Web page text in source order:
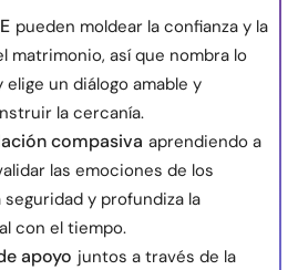
pueden moldear la confianza y la
matrimonio, así que nombra lo
un diálogo amable y
la cercanía.
compasiva aprendiendo a
las emociones de los
y profundiza la
con el tiempo.
apoyo juntos a través de la